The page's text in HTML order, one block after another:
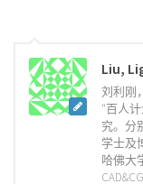
Liu,
刘利刚
“百人
究。分
学士及
哈佛大